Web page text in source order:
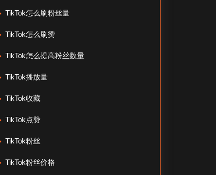
TikTok怎么刷粉丝量
TikTok怎么刷赞
TikTok怎么提高粉丝数量
TikTok播放量
TikTok收藏
TikTok点赞
TikTok粉丝
TikTok粉丝价格